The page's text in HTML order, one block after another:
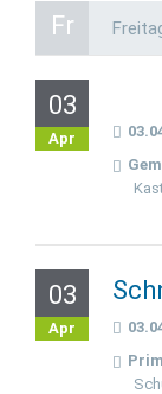
Fr
03
Apr
03
Apr